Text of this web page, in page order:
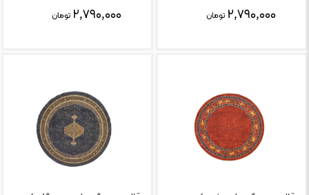
۲,۷۹۰,۰۰۰ تومان ۲,۷۹۰,۰۰۰ تومان